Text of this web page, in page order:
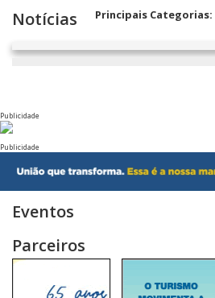
Notícias Principais Categorias:
Publicidade
Publicidade
Eventos
Parceiros